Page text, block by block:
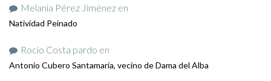
Melania Pérez Jiménez en
Natividad Peinado
Rocio Costa pardo en
Antonio Cubero Santamaría, vecino de Dama del Alba